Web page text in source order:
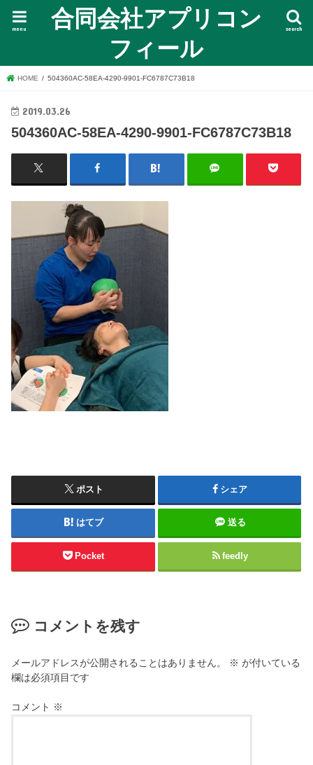
合同会社アプリコン
フィール
search
menu
HOME 504360AC-58EA-4290-9901-FC6787C73B18
2019.03.26
504360AC-58EA-4290-9901-FC6787C73B18
ポスト シェア
はてブ 送る
Pocket feedly
コメントを残す
メールアドレスが公開されることはありません。 ※ が付いている
欄は必須項目です
コメント ※